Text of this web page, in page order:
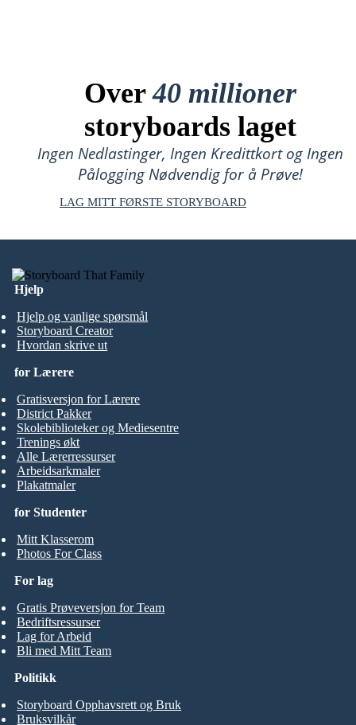
Over40 millioner
storyboards laget
Ingen Nedlastinger, Ingen Kredittkort og Ingen
Pålogging Nødvendig for å Prøve!
LAG MITT FØRSTE STORYBOARD
Hjelp
Hjelp og vanlige spørsmål
Storyboard Creator
Hvordan skrive ut
for Studenter
Mitt Klasserom
Photos For Class
for Lærere
Gratisversjon for Lærere
District Pakker
Skolebiblioteker og Mediesentre
Trenings økt
Alle Lærerressurser
Arbeidsarkmaler
Plakatmaler
For lag
Gratis Prøveversjon for Team
Bedriftsressurser
Lag for Arbeid
Bli med Mitt Team
Politikk
Storyboard Opphavsrett og Bruk
Bruksvilkår